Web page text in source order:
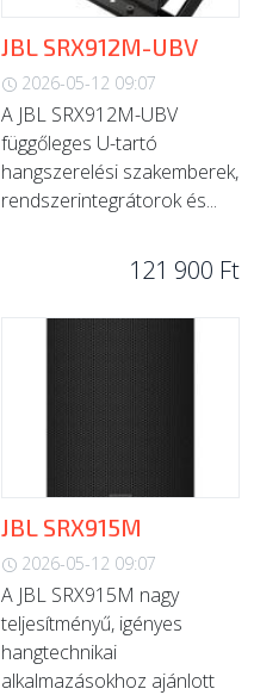
JBL SRX912M-UBV
2026-05-12 09:07
A JBL SRX912M-UBV
függőleges U-tartó
hangszerelési szakemberek,
rendszerintegrátorok és...
121 900 Ft
JBL SRX915M
2026-05-12 09:07
A JBL SRX915M nagy
teljesítményű, igényes
hangtechnikai
alkalmazásokhoz ajánlott